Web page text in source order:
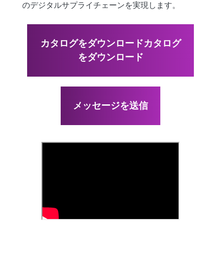
のデジタルサプライチェーンを実現します。
カタログをダウンロードカタログ
をダウンロード
メッセージを送信